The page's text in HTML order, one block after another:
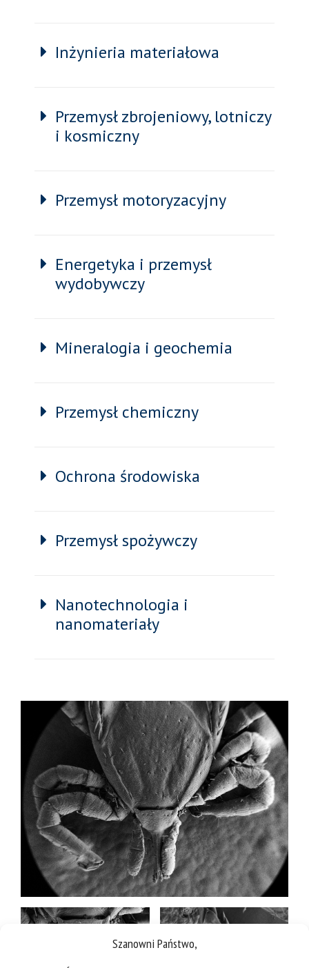
Szanowni Państwo,
Inżynieria materiałowa
Przemysł zbrojeniowy, lotniczy
i kosmiczny
Przemysł motoryzacyjny
Energetyka i przemysł
wydobywczy
Mineralogia i geochemia
Przemysł chemiczny
Ochrona środowiska
Przemysł spożywczy
Nanotechnologia i
nanomateriały